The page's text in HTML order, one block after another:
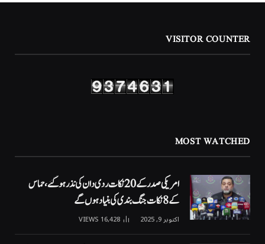
VISITOR COUNTER
MOST WATCHED
امریکی صدر کے 20 نکات ردی دان کی نذر ہوگئے، حماس
کے 8 نکات جنگ بندی کی بنیاد ہوں گے
اکتوبر 9, 2025 16,428
VIEWS